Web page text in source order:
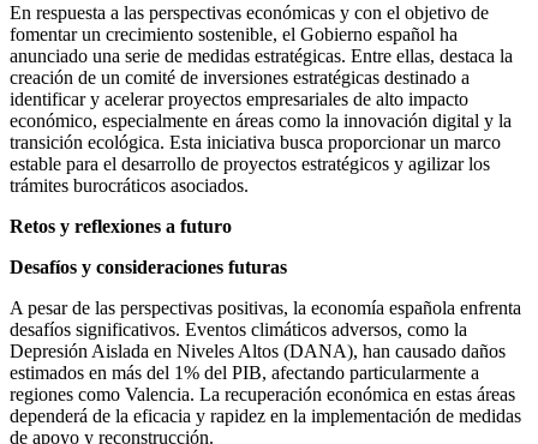
En respuesta a las perspectivas económicas y con el objetivo de
fomentar un crecimiento sostenible, el Gobierno español ha
anunciado una serie de medidas estratégicas. Entre ellas, destaca la
creación de un comité de inversiones estratégicas destinado a
identificar y acelerar proyectos empresariales de alto impacto
económico, especialmente en áreas como la innovación digital y la
transición ecológica. Esta iniciativa busca proporcionar un marco
estable para el desarrollo de proyectos estratégicos y agilizar los
trámites burocráticos asociados.
Retos y reflexiones a futuro
Desafíos y consideraciones futuras
A pesar de las perspectivas positivas, la economía española enfrenta
desafíos significativos. Eventos climáticos adversos, como la
Depresión Aislada en Niveles Altos (DANA), han causado daños
estimados en más del 1% del PIB, afectando particularmente a
regiones como Valencia. La recuperación económica en estas áreas
dependerá de la eficacia y rapidez en la implementación de medidas
de apoyo y reconstrucción.